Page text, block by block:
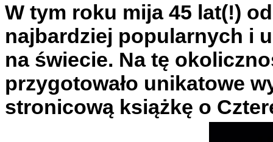
W tym roku mija 45 lat(!)
najbardziej popularnych i
na świecie. Na tę
przygotowało unikatowe
stronicową książkę o